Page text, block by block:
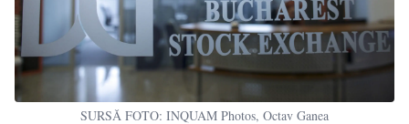
SURSĂ FOTO: INQUAM Photos, Octav Ganea